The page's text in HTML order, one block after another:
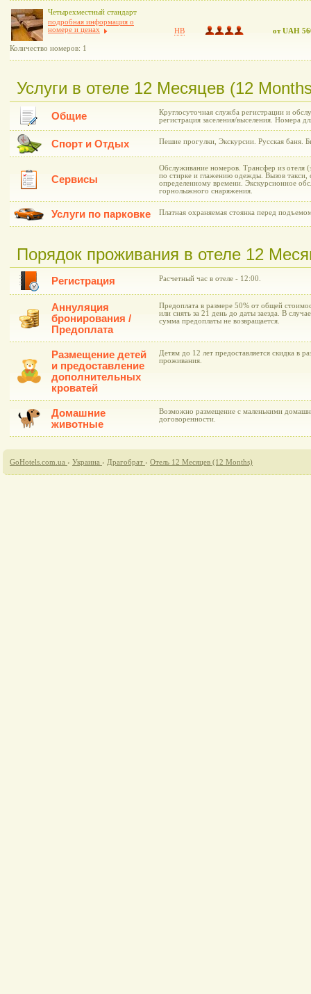
Четырехместный стандарт
подробная информация о
номере и ценах
Количество номеров: 1
HB от UAH
Услуги в отеле 12 Месяцев (12
Общие
Круглосуточная служба регистрации и
регистрация заселения/выселения. Номера
Спорт и Отдых Пешие прогулки, Экскурсии. Русская баня.
Сервисы
Обслуживание номеров. Трансфер из отеля
по стирке и глажению одежды. Вызов
определенному времени. Экскурсионное
горнолыжного снаряжения.
Услуги по парковке Платная охраняемая стоянка перед
Порядок проживания в отеле 12
Регистрация Расчетный час в отеле - 12:00.
Аннуляция
бронирования /
Предоплата
Предоплата в размере 50% от общей
или снять за 21 день до даты заезда. В
сумма предоплаты не возвращается.
Размещение детей
и предоставление
дополнительных
кроватей
Детям до 12 лет предоставляется скидка в
проживания.
Домашние
животные
Возможно размещение с маленькими
договоренности.
GoHotels.com.ua › Украина › Драгобрат › Отель 12 Месяцев (12 Months)